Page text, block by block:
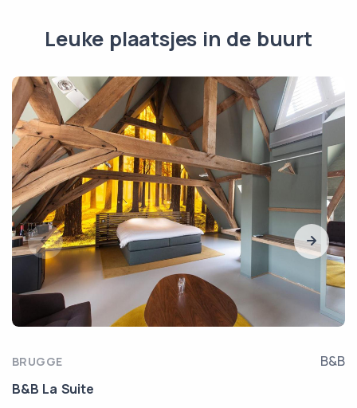
Leuke plaatsjes in de buurt
BRUGGE
B&B
B&B La Suite